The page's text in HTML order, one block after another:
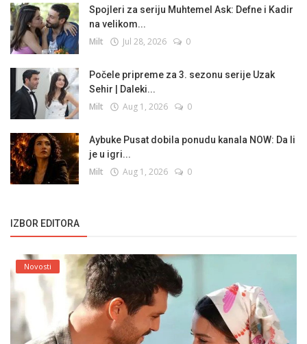
Spojleri za seriju Muhtemel Ask: Defne i Kadir
na velikom...
Milt Jul 28, 2026 0
Počele pripreme za 3. sezonu serije Uzak
Sehir | Daleki...
Milt Aug 1, 2026 0
Aybuke Pusat dobila ponudu kanala NOW: Da li
je u igri...
Milt Aug 1, 2026 0
IZBOR EDITORA
Novosti